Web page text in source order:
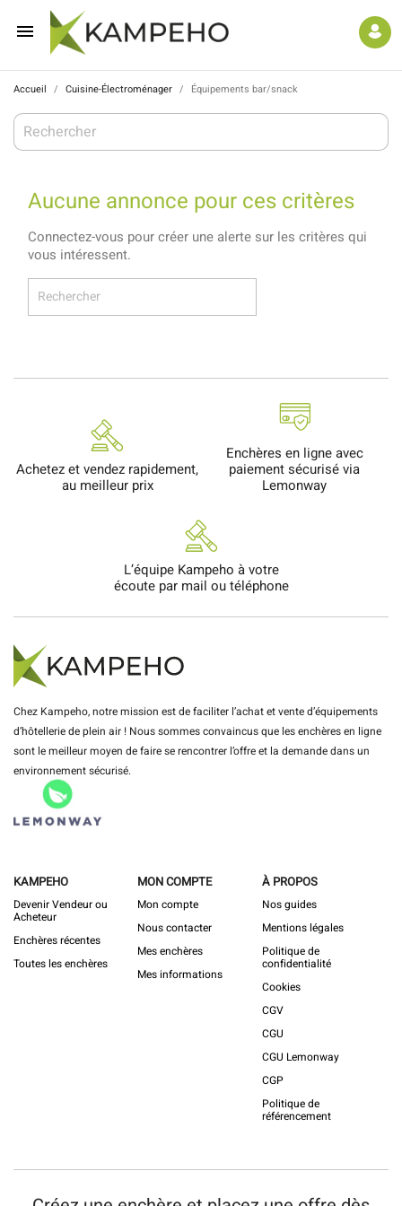

Accueil Cuisine-Électroménager Équipements bar/snack
Aucune annonce pour ces critères
Connectez-vous pour créer une alerte sur les critères qui
vous intéressent.
Achetez et vendez rapidement,
au meilleur prix
Enchères en ligne avec
paiement sécurisé via
Lemonway
L’équipe Kampeho à votre
écoute par mail ou téléphone
Chez Kampeho, notre mission est de faciliter l’achat et vente d’équipements
d’hôtellerie de plein air ! Nous sommes convaincus que les enchères en ligne
sont le meilleur moyen de faire se rencontrer l’offre et la demande dans un
environnement sécurisé.
KAMPEHO
Devenir Vendeur ou
Acheteur
Enchères récentes
Toutes les enchères
MON COMPTE
Mon compte
Nous contacter
Mes enchères
Mes informations
À PROPOS
Nos guides
Mentions légales
Politique de
confidentialité
Cookies
CGV
CGU
CGU Lemonway
CGP
Politique de
référencement